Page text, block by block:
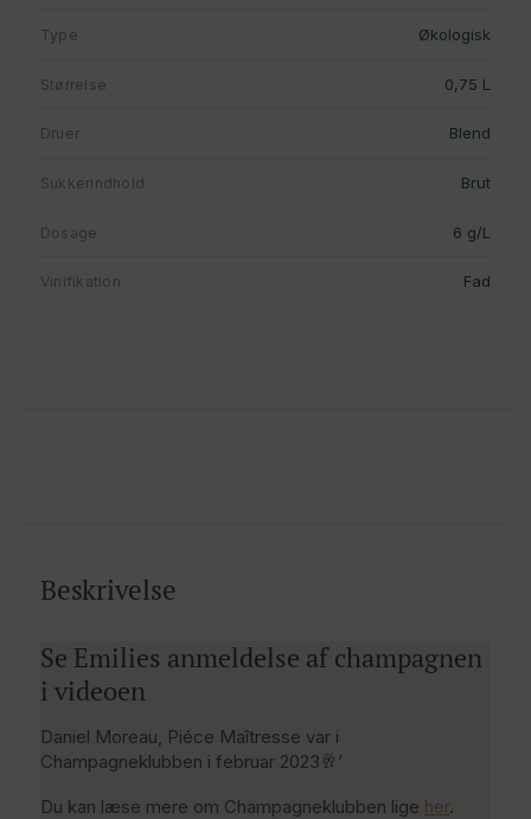
Type Økologisk
Størrelse 0,75 L
Druer Blend
Sukkerindhold Brut
Dosage 6 g/L
Vinifikation Fad
Beskrivelse
Se Emilies anmeldelse af champagnen
i videoen
Daniel Moreau, Piéce Maîtresse var i
Champagneklubben i februar 2023🥂’
Du kan læse mere om Champagneklubben lige her.